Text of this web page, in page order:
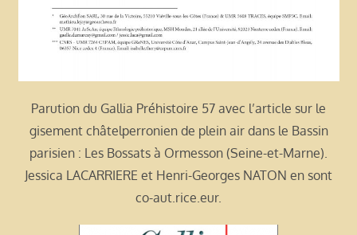
Parution du Gallia Préhistoire 57 avec l’article sur le
gisement châtelperronien de plein air dans le Bassin
parisien : Les Bossats à Ormesson (Seine-et-Marne).
Jessica LACARRIERE et Henri-Georges NATON en sont
co-aut.rice.eur.